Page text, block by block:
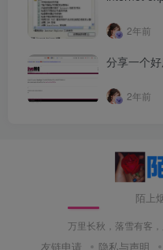
2年前
分享一个
2年前
陌上
万里长秋，落雪有客
友链申请 隐私与声明